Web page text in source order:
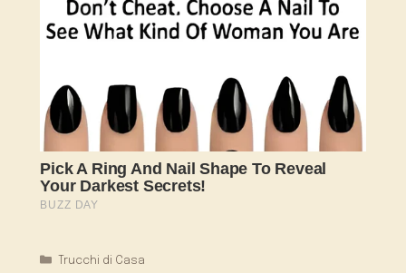
Categorie
Trucchi di Casa